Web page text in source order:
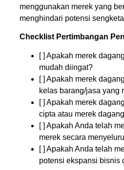
menggunakan merek yang
menghindari potensi
Checklist Pertimbangan
[ ] Apakah merek
mudah diingat?
[ ] Apakah merek
kelas barang/jasa yang
[ ] Apakah merek
cipta atau merek
[ ] Apakah Anda telah
merek secara
[ ] Apakah Anda telah
potensi ekspansi bisnis